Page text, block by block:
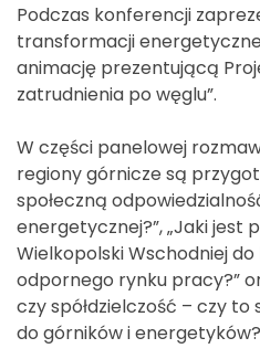
Podczas konferencji
transformacji energetycznej
animację prezentującą
zatrudnienia po węglu”.
W części panelowej
regiony górnicze są
społeczną
energetycznej?”, „Jaki jest
Wielkopolski Wschodniej
odpornego rynku pracy?”
czy spółdzielczość – czy to
do górników i